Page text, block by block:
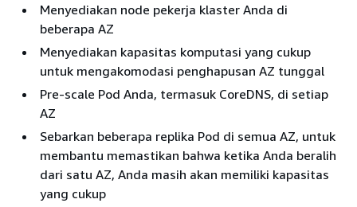
Menyediakan node pekerja klaster Anda di
beberapa AZ
Menyediakan kapasitas komputasi yang cukup
untuk mengakomodasi penghapusan AZ tunggal
Pre-scale Pod Anda, termasuk CoreDNS, di setiap
AZ
Sebarkan beberapa replika Pod di semua AZ, untuk
membantu memastikan bahwa ketika Anda beralih
dari satu AZ, Anda masih akan memiliki kapasitas
yang cukup